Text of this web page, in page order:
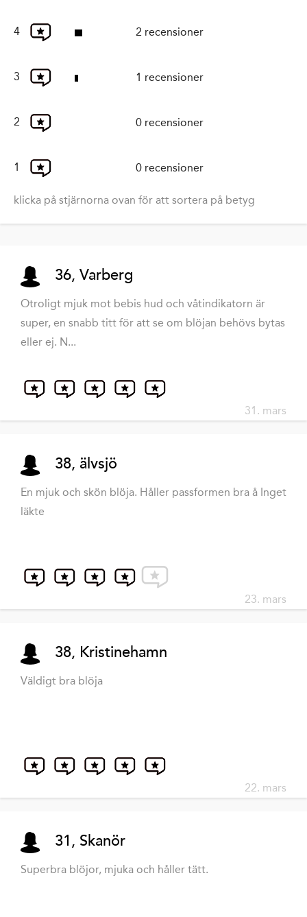
4 2 recensioner
3 1 recensioner
2 0 recensioner
1 0 recensioner
klicka på stjärnorna ovan för att sortera på betyg
36, Varberg
Otroligt mjuk mot bebis hud och våtindikatorn är
super, en snabb titt för att se om blöjan behövs bytas
eller ej. N...
31. mars
38, älvsjö
En mjuk och skön blöja. Håller passformen bra å Inget
läkte
23. mars
38, Kristinehamn
Väldigt bra blöja
22. mars
31, Skanör
Superbra blöjor, mjuka och håller tätt.